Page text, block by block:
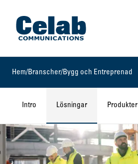
Gå till startsidan
Hem/Branscher/Bygg och Entreprenad
Intro Lösningar Produkter